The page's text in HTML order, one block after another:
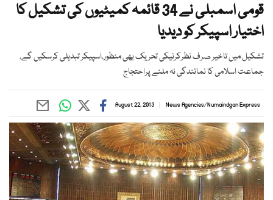
قومی اسمبلی نے 34 قائمہ کمیٹیوں کی تشکیل کا
اختیار اسپیکر کو دیدیا
تشکیل میں تاخیر صرف نظرکرنیکی تحریک بھی منظور،اسپیکر تبدیلی کرسکیں گے،
جماعت اسلامی کا نمائندگی نہ ملنے پراحتجاج
News Agencies/Numaindgan Express
August 22, 2013